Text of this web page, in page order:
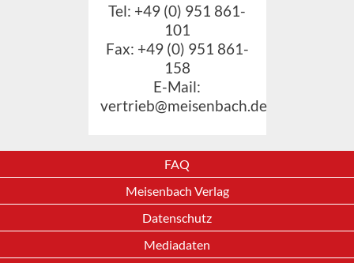
Tel: +49 (0) 951 861-
101
Fax: +49 (0) 951 861-
158
E-Mail:
vertrieb@meisenbach.de
FAQ
Meisenbach Verlag
Datenschutz
Mediadaten